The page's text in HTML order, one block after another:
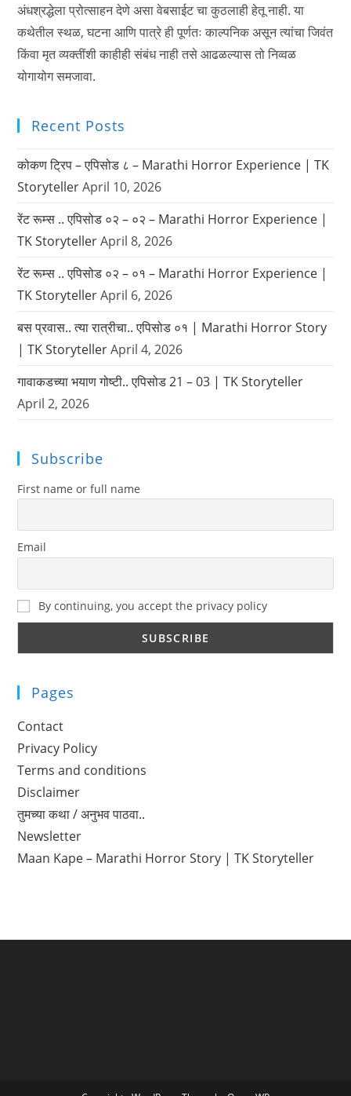
अंधश्रद्धेला प्रोत्साहन देणे असा वेबसाईट चा कुठलाही हेतू नाही. या
कथेतील स्थळ, घटना आणि पात्रे ही पूर्णतः काल्पनिक असून त्यांचा जिवंत
किंवा मृत व्यक्तींशी काहीही संबंध नाही तसे आढळल्यास तो निव्वळ
योगायोग समजावा.
Recent Posts
कोकण ट्रिप – एपिसोड ८ – Marathi Horror Experience | TK
Storyteller April 10, 2026
रेंट रूम्स .. एपिसोड ०२ – ०२ – Marathi Horror Experience |
TK Storyteller April 8, 2026
रेंट रूम्स .. एपिसोड ०२ – ०१ – Marathi Horror Experience |
TK Storyteller April 6, 2026
बस प्रवास.. त्या रात्रीचा.. एपिसोड ०१ | Marathi Horror Story
| TK Storyteller April 4, 2026
गावाकडच्या भयाण गोष्टी.. एपिसोड 21 – 03 | TK Storyteller
April 2, 2026
Subscribe
First name or full name
Email
By continuing, you accept the privacy policy
Pages
Contact
Privacy Policy
Terms and conditions
Disclaimer
तुमच्या कथा / अनुभव पाठवा..
Newsletter
Maan Kape – Marathi Horror Story | TK Storyteller